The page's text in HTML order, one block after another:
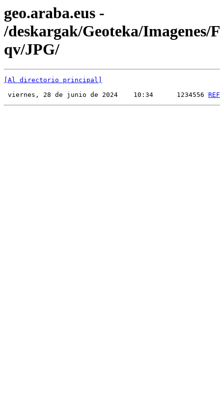
geo.araba.eus -
/deskargak/Geoteka/Imagenes/
qv/JPG/
[Al directorio principal]
viernes, 28 de junio de 2024    10:34      1234556